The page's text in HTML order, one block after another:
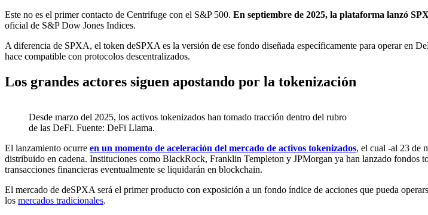
Este no es el primer contacto de Centrifuge con el S&P 500. En septiembre de 2025, la plataforma lanzó
oficial de S&P Dow Jones Indices.
A diferencia de SPXA, el token deSPXA es la versión de ese fondo diseñada específicamente para operar en
hace compatible con protocolos descentralizados.
Los grandes actores siguen apostando por la tokenización
Desde marzo del 2025, los activos tokenizados han tomado tracción dentro del rubro
de las DeFi. Fuente: DeFi Llama.
El lanzamiento ocurre en un momento de aceleración del mercado de activos tokenizados, el cual -al 23 de
distribuido en cadena. Instituciones como BlackRock, Franklin Templeton y JPMorgan ya han lanzado fondos
transacciones financieras eventualmente se liquidarán en blockchain.
El mercado de deSPXA será el primer producto con exposición a un fondo índice de acciones que pueda
los mercados tradicionales.